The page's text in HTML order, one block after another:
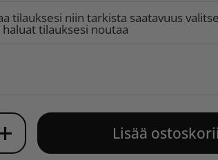
tilauksesi niin tarkista saatavuus
tilauksesi noutaa
Lisää